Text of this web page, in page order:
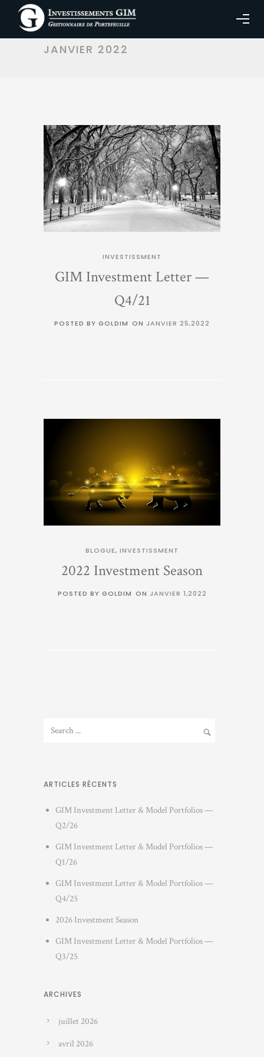
MONTHLY ARCHIVES:
JANVIER 2022
INVESTISSMENT
GIM Investment Letter —
Q4/21
POSTED BY GOLDIM ON JANVIER 25,2022
BLOGUE, INVESTISSMENT
2022 Investment Season
POSTED BY GOLDIM ON JANVIER 1,2022
ARTICLES RÉCENTS
GIM Investment Letter & Model Portfolios —
Q2/26
GIM Investment Letter & Model Portfolios —
Q1/26
GIM Investment Letter & Model Portfolios —
Q4/25
2026 Investment Season
GIM Investment Letter & Model Portfolios —
Q3/25
ARCHIVES
juillet 2026
avril 2026